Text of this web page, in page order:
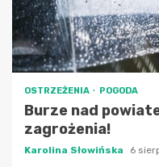
OSTRZEŻENIA POGODA
Burze nad
zagrożenia!
Karolina Słowińska 6